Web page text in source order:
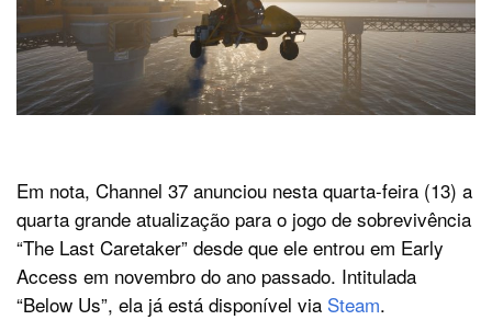
Em nota, Channel 37 anunciou nesta quarta-feira (13) a
quarta grande atualização para o jogo de sobrevivência
“The Last Caretaker” desde que ele entrou em Early
Access em novembro do ano passado. Intitulada
“Below Us”, ela já está disponível via Steam.